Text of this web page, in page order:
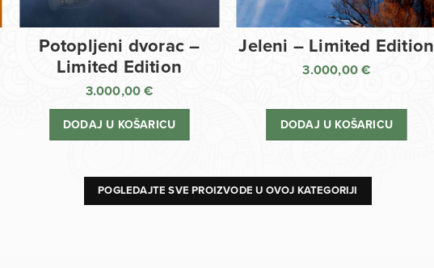
Potopljeni dvorac –
Limited Edition
3.000,00€
DODAJ U KOŠARICU
Jeleni – Limited Edition
3.000,00€
DODAJ U KOŠARICU
POGLEDAJTE SVE PROIZVODE U OVOJ KATEGORIJI